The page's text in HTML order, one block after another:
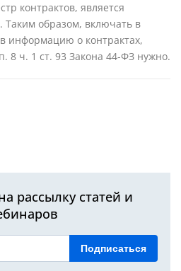
контрактов, является
образом, включать в
информацию о контрактах,
8 ч. 1 ст. 93 Закона 44-ФЗ нужно.
рассылку статей и
Подписаться